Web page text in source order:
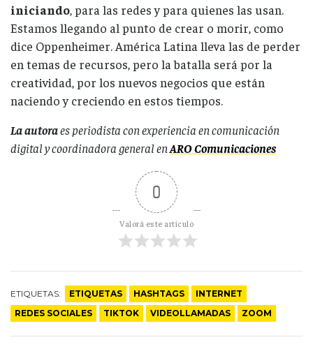
iniciando, para las redes y para quienes las usan.
Estamos llegando al punto de crear o morir, como
dice Oppenheimer. América Latina lleva las de perder
en temas de recursos, pero la batalla será por la
creatividad, por los nuevos negocios que están
naciendo y creciendo en estos tiempos.
La autoraes periodista con experiencia en comunicación
digital y coordinadora general enARO Comunicaciones
0
Valorá este artículo
ETIQUETAS: ETIQUETAS HASHTAGS
INTERNET
REDES SOCIALES
TIKTOK VIDEOLLAMADAS ZOOM